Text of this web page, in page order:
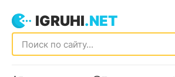
IGRUHI.NET